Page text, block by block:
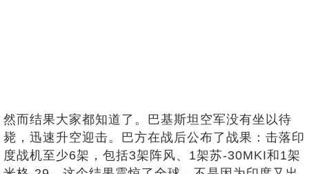
然而结果大家都知道了。巴基斯坦空军没有坐以待
毙，迅速升空迎击。巴方在战后公布了战果：击落印
度战机至少6架，包括3架阵风、1架苏-30MKI和1架